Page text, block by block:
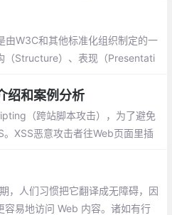
由W3C和其他标准化组织制定的一
（Structure）、表现（Presentati
绍和案例分析
（跨站脚本攻击），为了避免
XSS恶意攻击者往Web页面里插
击用户的目的。
，人们习惯把它翻译成无障碍，因
容易地访问 Web 内容。诸如有行